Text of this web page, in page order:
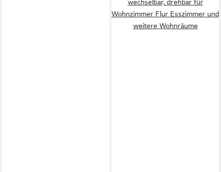
wechselbar, drehbar für
Wohnzimmer Flur Esszimmer und
weitere Wohnräume